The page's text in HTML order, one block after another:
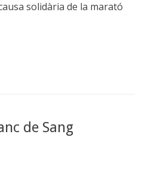
solidària de la marató
de Sang